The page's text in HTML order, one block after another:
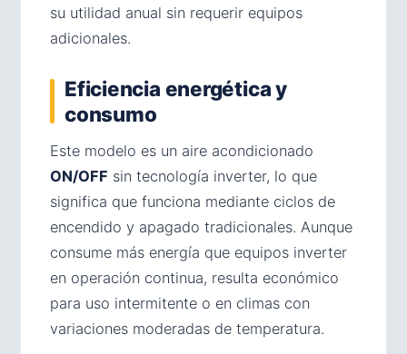
su utilidad anual sin requerir equipos
adicionales.
Eficiencia energética y
consumo
Este modelo es un aire acondicionado
ON/OFF sin tecnología inverter, lo que
significa que funciona mediante ciclos de
encendido y apagado tradicionales. Aunque
consume más energía que equipos inverter
en operación continua, resulta económico
para uso intermitente o en climas con
variaciones moderadas de temperatura.